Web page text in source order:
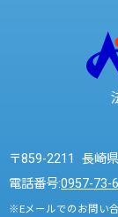
〒859-2211 長崎
電話番号:0957-73-
※Eメールでのお問い